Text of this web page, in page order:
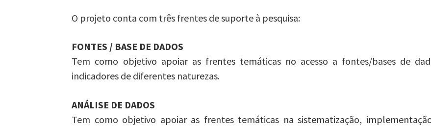
O projeto conta com três frentes de suporte à pesquisa:
FONTES / BASE DE DADOS
Tem como objetivo apoiar as frentes temáticas no acesso a fontes/bases de
indicadores de diferentes naturezas.
ANÁLISE DE DADOS
Tem como objetivo apoiar as frentes temáticas na sistematização,